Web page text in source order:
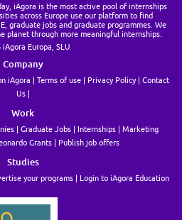
iAgora is the most active pool of internships
across Europe use our platform to find
graduate jobs and graduate programmes. We
planet through more meaningful internships.
Europa, SLU
Company
iAgora Terms of use Privacy Policy
Contact
Us
Work
Graduate Jobs Internships
Marketing
Grants Publish job offers
Studies
your programs Login to iAgora Education